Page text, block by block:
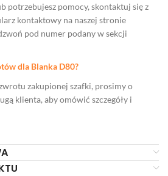
potrzebujesz pomocy, skontaktuj się z
kontaktowy na naszej stronie
pod numer podany w sekcji
dla Blanka D80?
zakupionej szafki, prosimy o
klienta, aby omówić szczegóły i